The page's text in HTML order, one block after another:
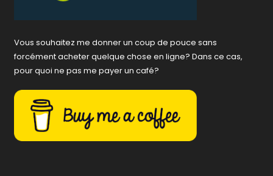
Vous souhaitez me donner un coup de pouce sans
forcément acheter quelque chose en ligne? Dans ce cas,
pour quoi ne pas me payer un café?